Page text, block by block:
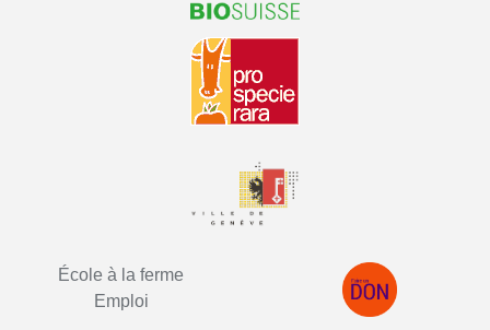
École à la ferme
Emploi